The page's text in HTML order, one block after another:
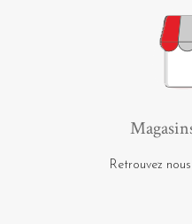
Retrouvez